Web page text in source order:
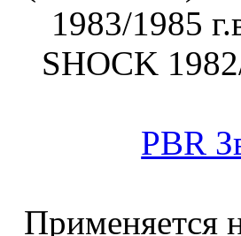
1983/1985
SHOCK
PBR
Применяется